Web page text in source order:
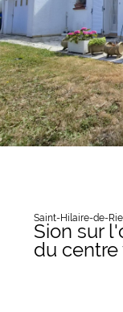
Saint-Hilaire-de-
Sion sur
du centre